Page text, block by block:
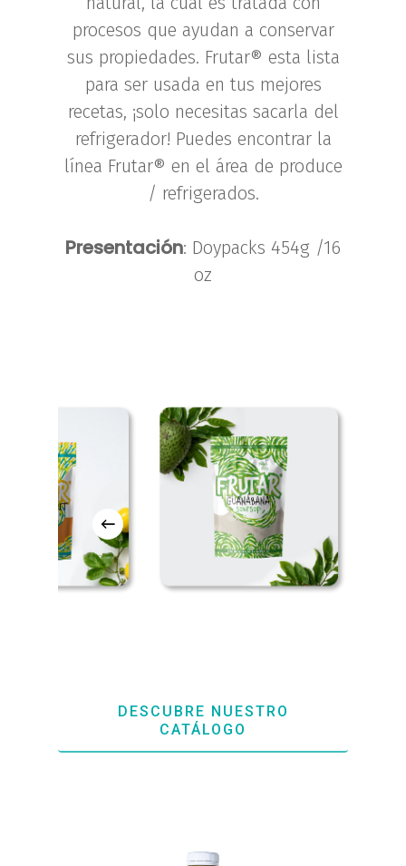
procesos que ayudan a conservar
sus propiedades. Frutar® esta lista
para ser usada en tus mejores
recetas, ¡solo necesitas sacarla del
refrigerador! Puedes encontrar la
línea Frutar® en el área de produce
/ refrigerados.
Presentación: Doypacks 454g /16
oz
DESCUBRE NUESTRO
CATÁLOGO